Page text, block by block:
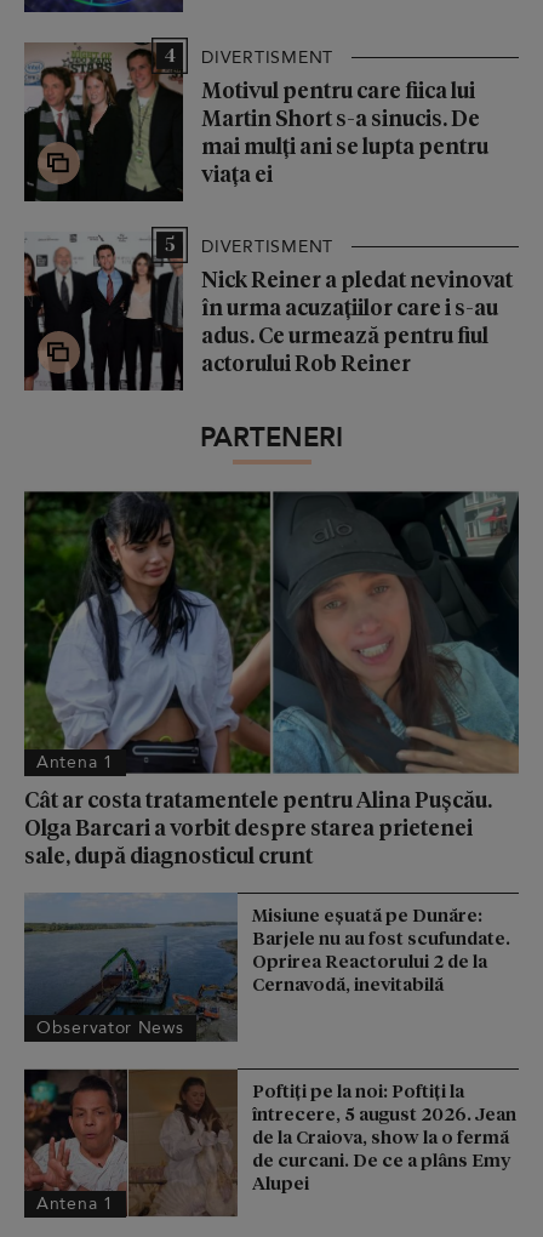
4 DIVERTISMENT
Motivul pentru care fiica lui
Martin Short s-a sinucis. De
mai mulți ani se lupta pentru
viața ei
5 DIVERTISMENT
Nick Reiner a pledat nevinovat
în urma acuzațiilor care i s-au
adus. Ce urmează pentru fiul
actorului Rob Reiner
PARTENERI
Antena 1
Cât ar costa tratamentele pentru Alina Pușcău.
Olga Barcari a vorbit despre starea prietenei
sale, după diagnosticul crunt
Observator News
Misiune eșuată pe Dunăre:
Barjele nu au fost scufundate.
Oprirea Reactorului 2 de la
Cernavodă, inevitabilă
Antena 1
Poftiți pe la noi: Poftiți la
întrecere, 5 august 2026. Jean
de la Craiova, show la o fermă
de curcani. De ce a plâns Emy
Alupei